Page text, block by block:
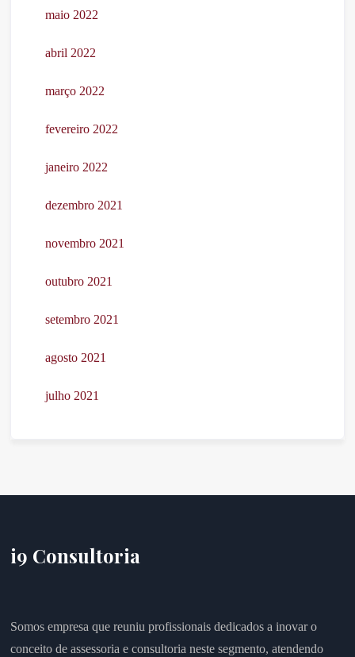
maio 2022
abril 2022
março 2022
fevereiro 2022
janeiro 2022
dezembro 2021
novembro 2021
outubro 2021
setembro 2021
agosto 2021
julho 2021
i9 Consultoria
Somos empresa que reuniu profissionais dedicados a inovar o
conceito de assessoria e consultoria neste segmento, atendendo